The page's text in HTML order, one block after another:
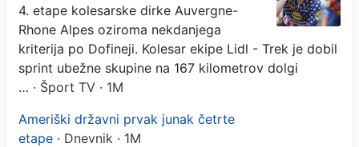
4. etape kolesarske dirke Auvergne-
Rhone Alpes oziroma nekdanjega
kriterija po Dofineji. Kolesar ekipe Lidl - Trek je dobil
sprint ubežne skupine na 167 kilometrov dolgi
… · Šport TV · 1M
Ameriški državni prvak junak četrte
etape · Dnevnik · 1M